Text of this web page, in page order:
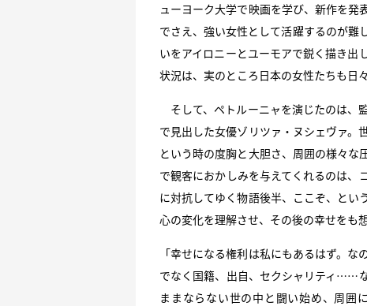
ューヨーク大学で映画を学び、新作を発
でさえ、強い女性として活躍するのが難
いをアイロニーとユーモアで鋭く描き出
状況は、実のところ日本の女性たちも日
そして、ペトルーニャを演じたのは、
で見出した女優ゾリツァ・ヌシェヴァ。
という時の度胸と大胆さ、周囲の様々な
で観客におかしみを与えてくれるのは、
に対抗してゆく物語後半、ここぞ、とい
心の変化を理解させ、その後の幸せをも
「幸せになる権利は私にもあるはず。
でなく国籍、出自、セクシャリティ……
ままならない世の中と闘い始め、周囲